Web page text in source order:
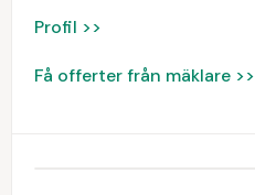
Profil >>
Få offerter från mäklare >>